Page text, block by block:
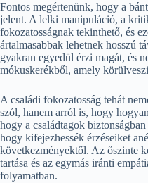
Fontos megértenünk, hogy a
jelent. A lelki manipuláció, a
fokozatosságnak tekinthető, és
ártalmasabbak lehetnek hosszú
gyakran egyedül érzi magát, és
mókuskerékből, amely
A családi fokozatosság tehát
szól, hanem arról is, hogy
hogy a családtagok
hogy kifejezhessék érzéseiket
következményektől. Az őszinte
tartása és az egymás iránti
folyamatban.